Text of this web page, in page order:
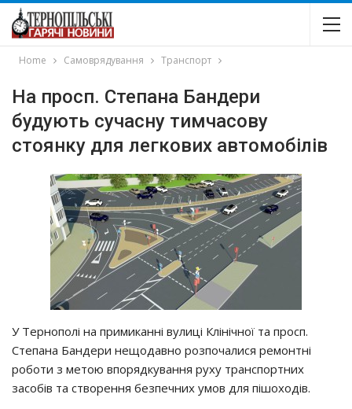
Home Самоврядування Транспорт
На просп. Степана Бандери
будують сучасну тимчасову
стоянку для легкових автомобілів
У Тернополі на примиканні вулиці Клінічної та просп.
Степана Бандери нещодавно розпочалися ремонтні
роботи з метою впорядкування руху транспортних
засобів та створення безпечних умов для пішоходів.